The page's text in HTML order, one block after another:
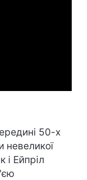
50-х
невеликої
і Ейпріл